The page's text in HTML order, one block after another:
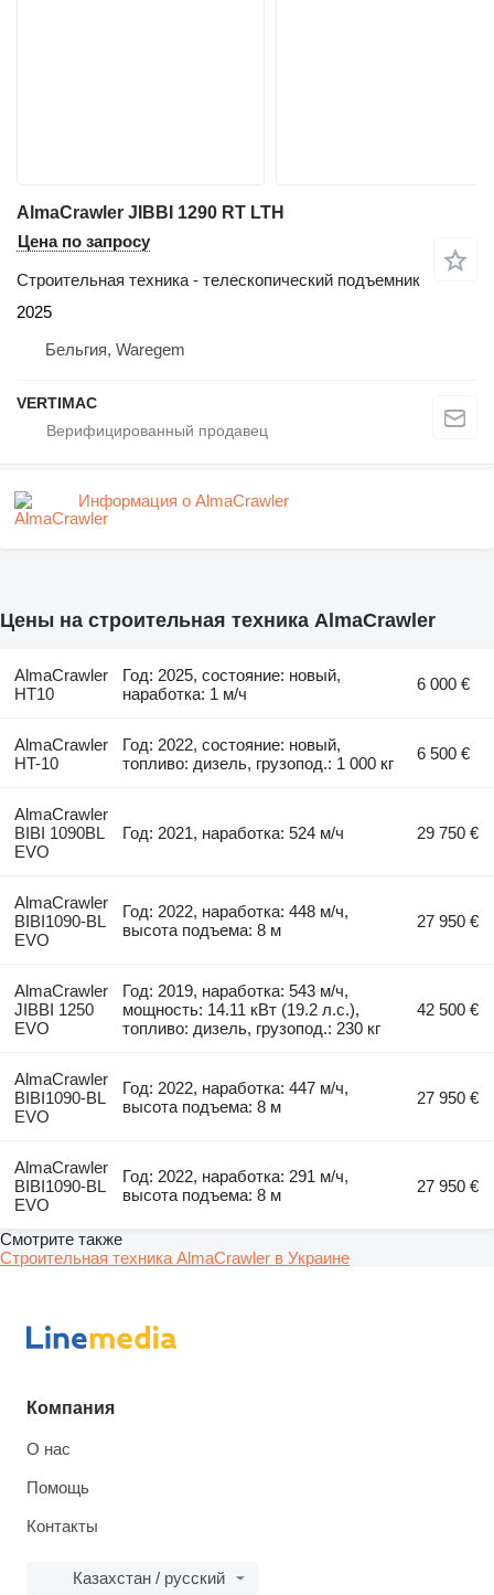
AlmaCrawler JIBBI 1290 RT LTH
Цена по запросу
Строительная техника - телескопический подъемник
2025
Бельгия, Waregem
VERTIMAC
Информация о AlmaCrawler
Цены на строительная техника AlmaCrawler
AlmaCrawler
HT10
Год: 2025, состояние: новый,
наработка: 1 м/ч
6 000 €
AlmaCrawler
HT-10
Год: 2022, состояние: новый,
топливо: дизель, грузопод.: 1 000 кг
6 500 €
AlmaCrawler
BIBI 1090BL
EVO
Год: 2021, наработка: 524 м/ч 29 750 €
AlmaCrawler
BIBI1090-BL
EVO
Год: 2022, наработка: 448 м/ч,
высота подъема: 8 м
27 950 €
AlmaCrawler
JIBBI 1250
EVO
Год: 2019, наработка: 543 м/ч,
мощность: 14.11 кВт (19.2 л.с.),
топливо: дизель, грузопод.: 230 кг
42 500 €
AlmaCrawler
BIBI1090-BL
EVO
Год: 2022, наработка: 447 м/ч,
высота подъема: 8 м
27 950 €
AlmaCrawler
BIBI1090-BL
EVO
Год: 2022, наработка: 291 м/ч,
высота подъема: 8 м
27 950 €
Смотрите также
Строительная техника AlmaCrawler в Украине
Компания
О нас
Помощь
Контакты
Казахстан / русский